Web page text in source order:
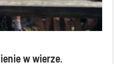
w wierze.